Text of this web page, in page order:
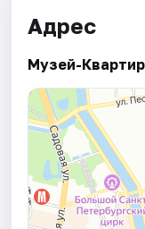
Адрес
Музей-